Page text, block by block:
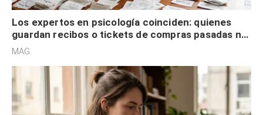
Los expertos en psicología coinciden: quienes
guardan recibos o tickets de compras pasadas no
son acumuladores, sino que tienen necesidad de
MAG.